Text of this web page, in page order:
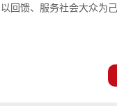
以回馈、服务社会大众为